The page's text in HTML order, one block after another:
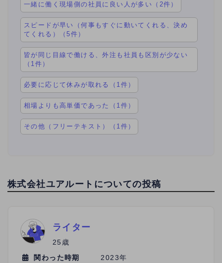
一緒に働く現場側の社員に良い人が多い（2件）
スピードが早い（何事もすぐに動いてくれる、決め
てくれる）（5件）
皆が同じ目線で働ける、外注も社員も区別が少ない
（1件）
必要に応じて休みが取れる（1件）
相場よりも高単価であった（1件）
その他（フリーテキスト）（1件）
株式会社ユアルートについての投稿
ライター
25歳
関わった時期
2023年